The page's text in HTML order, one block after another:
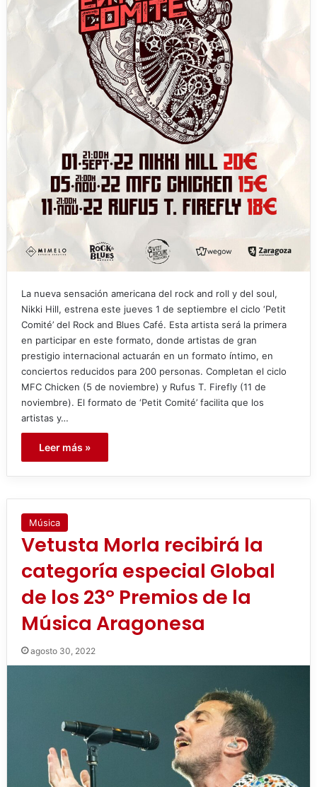
La nueva sensación americana del rock and roll y del soul,
Nikki Hill, estrena este jueves 1 de septiembre el ciclo ‘Petit
Comité’ del Rock and Blues Café. Esta artista será la primera
en participar en este formato, donde artistas de gran
prestigio internacional actuarán en un formato íntimo, en
conciertos reducidos para 200 personas. Completan el ciclo
MFC Chicken (5 de noviembre) y Rufus T. Firefly (11 de
noviembre). El formato de ‘Petit Comité’ facilita que los
artistas y…
Leer más »
Música
Vetusta Morla recibirá la
categoría especial Global
de los 23º Premios de la
Música Aragonesa
agosto 30, 2022